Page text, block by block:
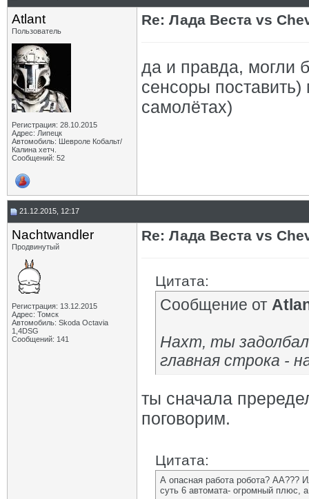
Atlant
Пользователь
Регистрация: 28.10.2015
Адрес: Липецк
Автомобиль: Шевроле Кобальт/
Калина хетч.
Сообщений: 52
Re: Лада Веста vs
да и правда, могли
сенсоры
самолётах)
21.12.2015, 12:17
Nachtwandler
Продвинутый
Регистрация: 13.12.2015
Адрес: Томск
Автомобиль: Skoda Octavia
1,4DSG
Сообщений: 141
Re: Лада Веста vs
Цитата:
Сообщение от
Нахт, ты
главная строка -
ты сначала
поговорим.
Цитата:
А опасная работа робота? АА???
суть 6 автомата- огромный плюс,